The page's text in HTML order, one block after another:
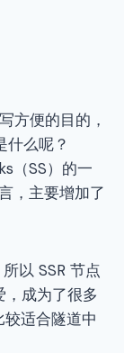
方便的目的，
什么呢？
（SS）的一
，主要增加了
以 SSR 节点
成为了很多
适合隧道中